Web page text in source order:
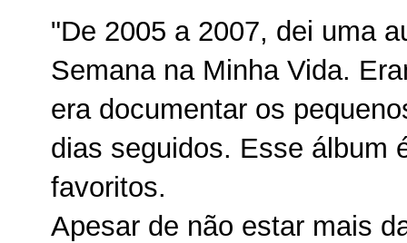
"De 2005 a 2007, dei uma
Semana na Minha Vida.
era documentar os
dias seguidos. Esse álbum
favoritos.
Apesar de não estar mais